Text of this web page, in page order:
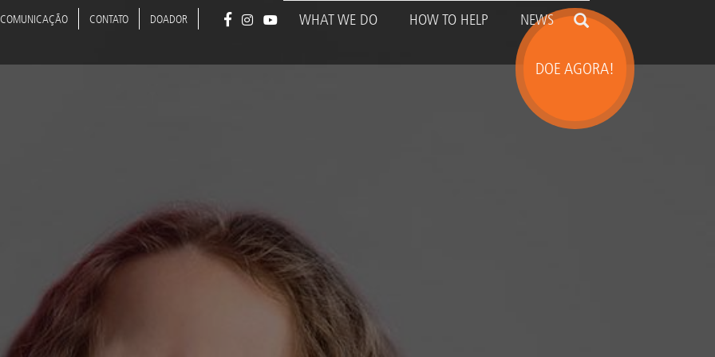
DOE AGORA!
COMUNICAÇÃO CONTATO DOADOR
Main
WHAT WE DO HOW TO HELP NEWS